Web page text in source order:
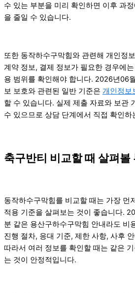
수 있는 부분을 미리 확인하면 이후 과
을 줄일 수 있습니다.
또한 동작하수구막힘와 관련해 개인정
계약 정보, 결제 정보가 필요한 경우에
용 범위를 확인해야 합니다. 2026년06
보 보호와 관련된 일반 기준은 개인정보
할 수 있습니다. 실제 제출 자료와 보관
수 있으므로 상담 단계에서 직접 확인하
축구반티 비교할 때 살펴볼
동작하수구막힘를 비교할 때는 가장 먼
적용 기준을 살펴보는 것이 좋습니다.
분 같은 용산구하수구막힘 안내라도 비
진행 절차, 응대 기준, 제한 사항, 사후
따라서 여러 정보를 확인할 때는 같은
는 것이 안정적입니다.